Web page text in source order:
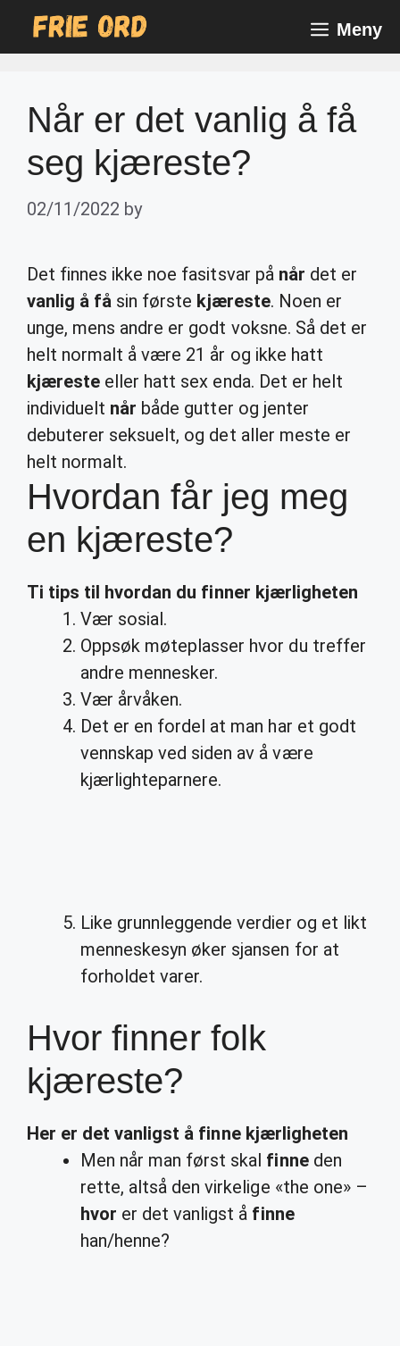
Meny
Når er det vanlig å få
seg kjæreste?
02/11/2022 by
Det finnes ikke noe fasitsvar på når det er
vanlig å få sin første kjæreste. Noen er
unge, mens andre er godt voksne. Så det er
helt normalt å være 21 år og ikke hatt
kjæreste eller hatt sex enda. Det er helt
individuelt når både gutter og jenter
debuterer seksuelt, og det aller meste er
helt normalt.
Hvordan får jeg meg
en kjæreste?
Ti tips til hvordan du finner kjærligheten
Vær sosial.
Oppsøk møteplasser hvor du treffer
andre mennesker.
Vær årvåken.
Det er en fordel at man har et godt
vennskap ved siden av å være
kjærlighteparnere.
Like grunnleggende verdier og et likt
menneskesyn øker sjansen for at
forholdet varer.
Hvor finner folk
kjæreste?
Her er det vanligst å finnekjærligheten
Men når man først skal finneden
rette, altså den virkelige «the one» –
hvor er det vanligst å finne
han/henne?